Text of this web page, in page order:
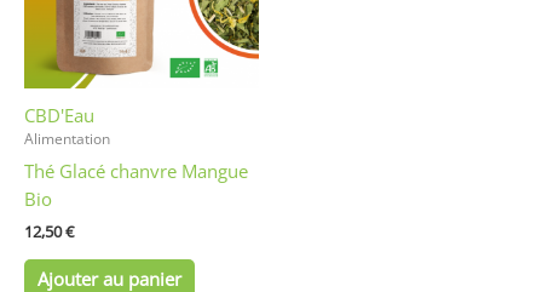
CBD'Eau
Alimentation
Thé Glacé chanvre Mangue
Bio
12,50€
Ajouter au panier